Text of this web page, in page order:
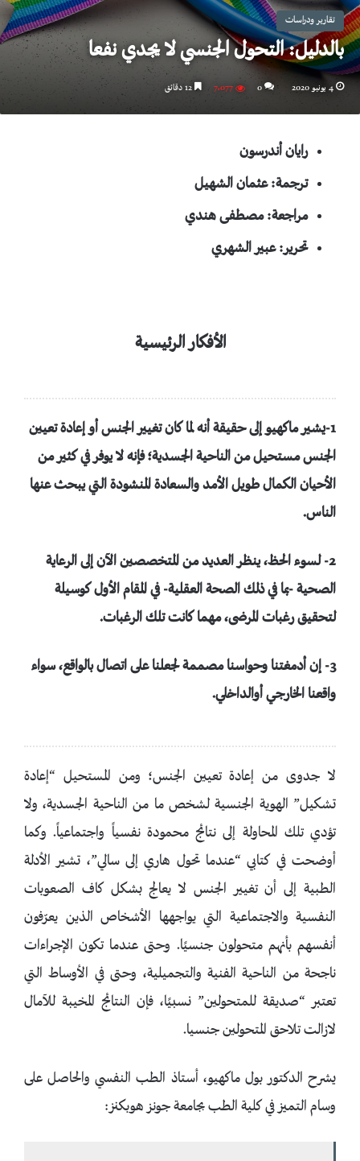
تقارير ودراسات
بالدليل: التحول الجنسي لا يجدي نفعا
4 يونيو 2020 0 7٬077
رايان أندرسون
ترجمة: عثمان الشهيل
مراجعة: مصطفى هندي
تحرير: عبير الشهري
الأفكار الرئيسية
1-يشير ماكهيو إلى حقيقة أنه لما كان تغيير الجنس أو إعادة تعيين
الجنس مستحيل من الناحية الجسدية؛ فإنه لا يوفر في كثير من
الأحيان الكمال طويل الأمد والسعادة المنشودة التي يبحث عنها
الناس.
2- لسوء الحظ، ينظر العديد من المتخصصين الآن إلى الرعاية
الصحية -بما في ذلك الصحة العقلية- في المقام الأول كوسيلة
لتحقيق رغبات المرضى، مهما كانت تلك الرغبات.
3- إن أدمغتنا وحواسنا مصممة لجعلنا على اتصال بالواقع، سواء
واقعنا الخارجي أوالداخلي.
لا جدوى من إعادة تعيين الجنس؛ ومن المستحيل “إعادة
تشكيل” الهوية الجنسية لشخص ما من الناحية الجسدية، ولا
تؤدي تلك المحاولة إلى نتائج محمودة نفسياً واجتماعياً. وكما
أوضحت في كتابي “عندما تحول هاري إلى سالي”، تشير الأدلة
الطبية إلى أن تغيير الجنس لا يعالج بشكل كاف الصعوبات
النفسية والاجتماعية التي يواجهها الأشخاص الذين يعرّفون
أنفسهم بأنهم متحولون جنسيًا. وحتى عندما تكون الإجراءات
ناجحة من الناحية الفنية والتجميلية، وحتى في الأوساط التي
تعتبر “صديقة للمتحولين” نسبيًا، فإن النتائج المخيبة للآمال
لازالت تلاحق المتحولين جنسيا.
يشرح الدكتور بول ماكهيو، أستاذ الطب النفسي والحاصل على
وسام التميز في كلية الطب بجامعة جونز هوبكنز: